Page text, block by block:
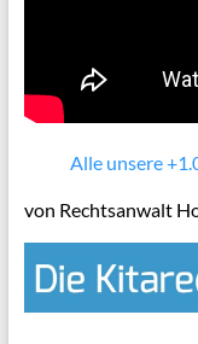
Alle unsere
von Rechtsanwalt